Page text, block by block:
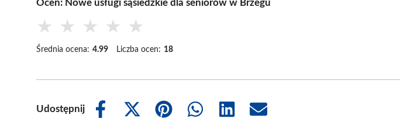
Oceń: Nowe usługi sąsiedzkie dla seniorów w Brzegu
★ ★ ★ ★ ★
Średnia ocena: 4.99 Liczba ocen: 18
Udostępnij
Share
Share
Share
Share
Share
Share